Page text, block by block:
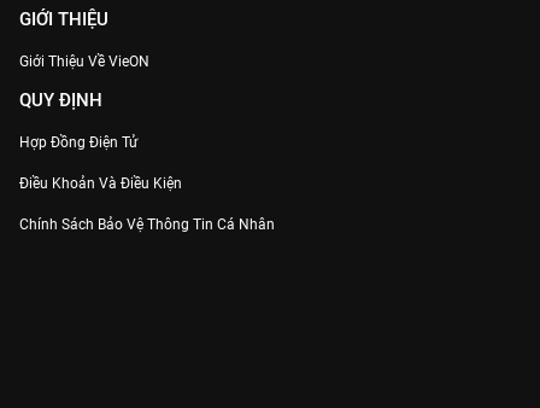
GIỚI THIỆU
Giới Thiệu Về VieON
QUY ĐỊNH
Hợp Đồng Điện Tử
Điều Khoản Và Điều Kiện
Chính Sách Bảo Vệ Thông Tin Cá Nhân